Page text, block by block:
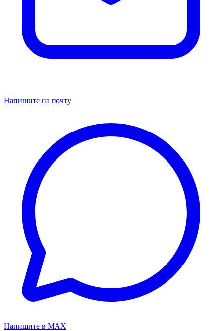
Напишите на почту
Напишите в MAX